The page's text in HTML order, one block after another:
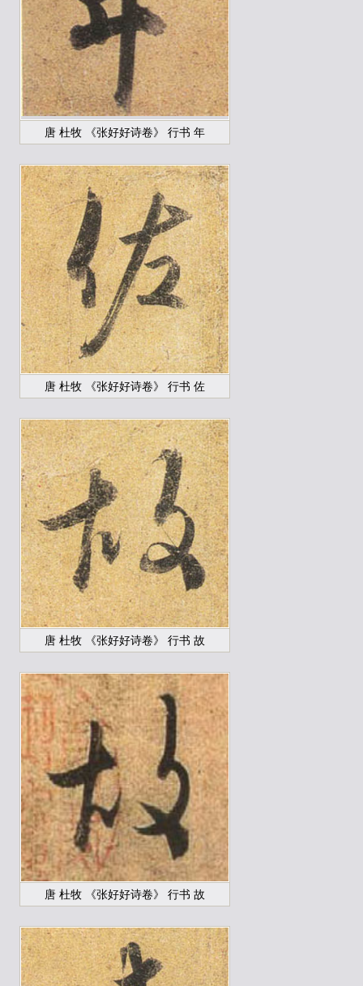
唐 杜牧 《张好好诗卷》 行书 年
唐 杜牧 《张好好诗卷》 行书 佐
唐 杜牧 《张好好诗卷》 行书 故
唐 杜牧 《张好好诗卷》 行书 故